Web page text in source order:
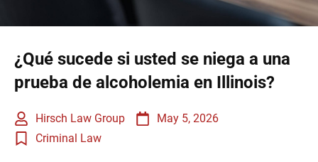
¿Qué sucede si usted se niega a una
prueba de alcoholemia en Illinois?
Hirsch Law Group
May 5, 2026
Criminal Law